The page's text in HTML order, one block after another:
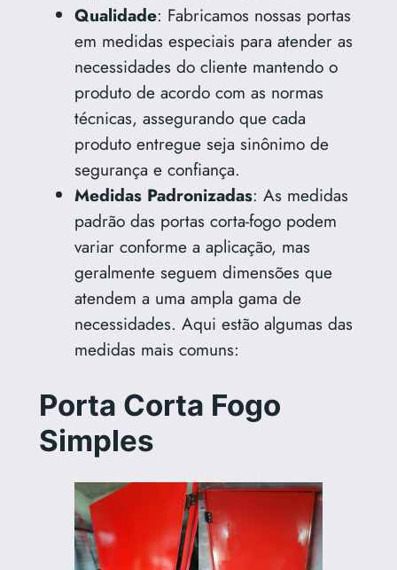
Qualidade: Fabricamos nossas portas
em medidas especiais para atender as
necessidades do cliente mantendo o
produto de acordo com as normas
técnicas, assegurando que cada
produto entregue seja sinônimo de
segurança e confiança.
Medidas Padronizadas: As medidas
padrão das portas corta-fogo podem
variar conforme a aplicação, mas
geralmente seguem dimensões que
atendem a uma ampla gama de
necessidades. Aqui estão algumas das
medidas mais comuns:
Porta Corta Fogo
Simples